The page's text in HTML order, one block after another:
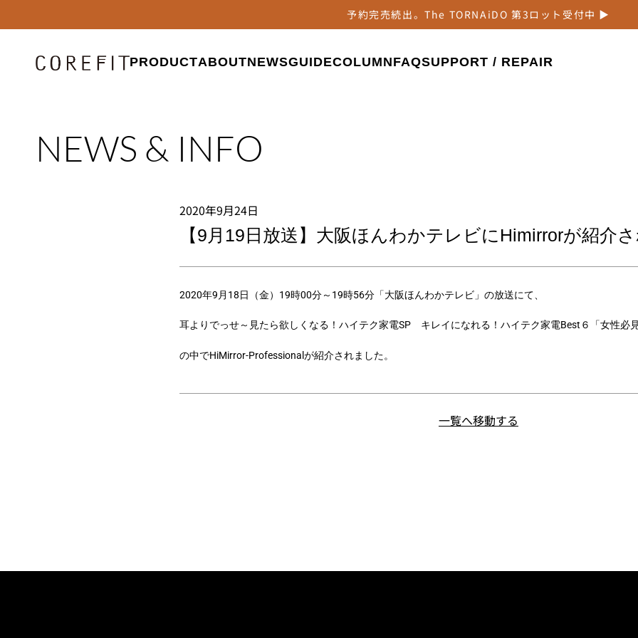
予約完売続出。The TORNAiDO 第3ロット受付中 ▶
PRODUCTABOUTNEWSGUIDECOLUMNFAQSUPPORT / REPAIR
NEWS & INFO
2020年9月24日
【9月19日放送】大阪ほんわかテレビにHimirrorが紹介さ
2020年9月18日（金）19時00分～19時56分「大阪ほんわかテレビ」の放送にて、
耳よりでっせ～見たら欲しくなる！ハイテク家電SP キレイになれる！ハイテク家電Best６「女性必
の中でHiMirror-Professionalが紹介されました。
一覧へ移動する